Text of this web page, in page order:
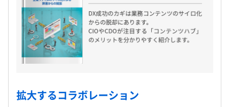
拡大するコラボレーション